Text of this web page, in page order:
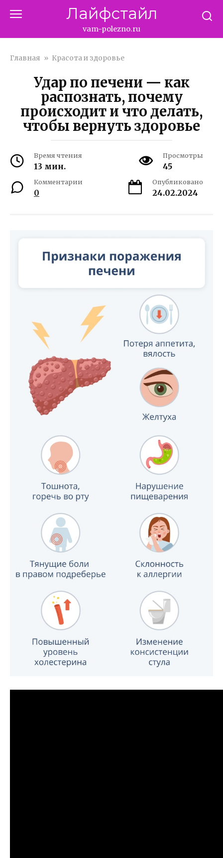
Лайфстайл
vam-polezno.ru
Главная » Красота и здоровье
Удар по печени — как
распознать, почему
происходит и что делать,
чтобы вернуть здоровье
Время чтения
13 мин.
Просмотры
45
Комментарии
0
Опубликовано
24.02.2024